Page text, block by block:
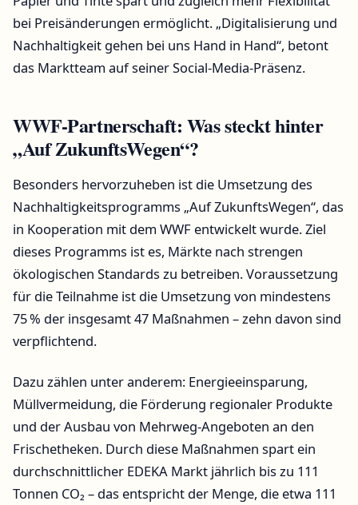
bei Preisänderungen ermöglicht. „Digitalisierung und
Nachhaltigkeit gehen bei uns Hand in Hand“, betont
das Marktteam auf seiner Social-Media-Präsenz.
WWF-Partnerschaft: Was steckt hinter
„Auf ZukunftsWegen“?
Besonders hervorzuheben ist die Umsetzung des
Nachhaltigkeitsprogramms „Auf ZukunftsWegen“, das
in Kooperation mit dem WWF entwickelt wurde. Ziel
dieses Programms ist es, Märkte nach strengen
ökologischen Standards zu betreiben. Voraussetzung
für die Teilnahme ist die Umsetzung von mindestens
75 % der insgesamt 47 Maßnahmen – zehn davon sind
verpflichtend.
Dazu zählen unter anderem: Energieeinsparung,
Müllvermeidung, die Förderung regionaler Produkte
und der Ausbau von Mehrweg-Angeboten an den
Frischetheken. Durch diese Maßnahmen spart ein
durchschnittlicher EDEKA Markt jährlich bis zu 111
Tonnen CO₂ – das entspricht der Menge, die etwa 111